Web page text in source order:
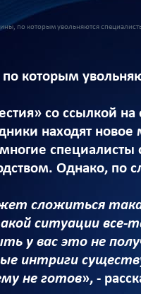
по которым увольняются
которым
со ссылкой на
находят новое
специалисты
Однако, по
сложиться
ситуации
у вас это не
интриги
не готов», -